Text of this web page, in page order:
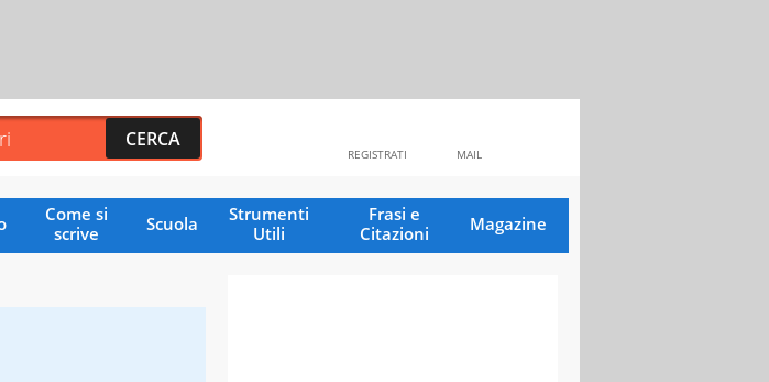
MAIL
REGISTRATI
Come si
scrive
Scuola
Strumenti
Utili
Frasi e
Citazioni
Magazine